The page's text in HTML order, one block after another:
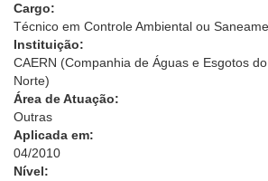
Cargo:
Técnico em Controle Ambiental ou
Instituição:
CAERN (Companhia de Águas e Esgotos
Norte)
Área de Atuação:
Outras
Aplicada em:
04/2010
Nível: